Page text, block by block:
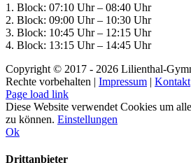
1. Block: 07:10 Uhr – 08:40 Uhr
2. Block: 09:00 Uhr – 10:30 Uhr
3. Block: 10:45 Uhr – 12:15 Uhr
4. Block: 13:15 Uhr – 14:45 Uhr
Copyright © 2017 - 2026 Lilienthal-
Rechte vorbehalten | Impressum | Kontakt
Page load link
Diese Website verwendet Cookies um
zu können. Einstellungen
Ok
Drittanbieter